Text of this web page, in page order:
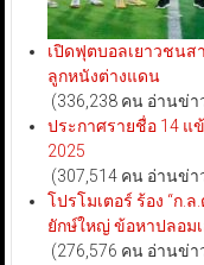
เปิดฟุตบอลเยาวชนส
ลูกหนังต่างแดน
(336,238 คน อ่านข่
ประกาศรายชื่อ 14
2025
(307,514 คน อ่านข่
โปรโมเตอร์ ร้อง “ก.
ยักษ์ใหญ่ ข้อหาปลอม
(276,576 คน อ่านข่